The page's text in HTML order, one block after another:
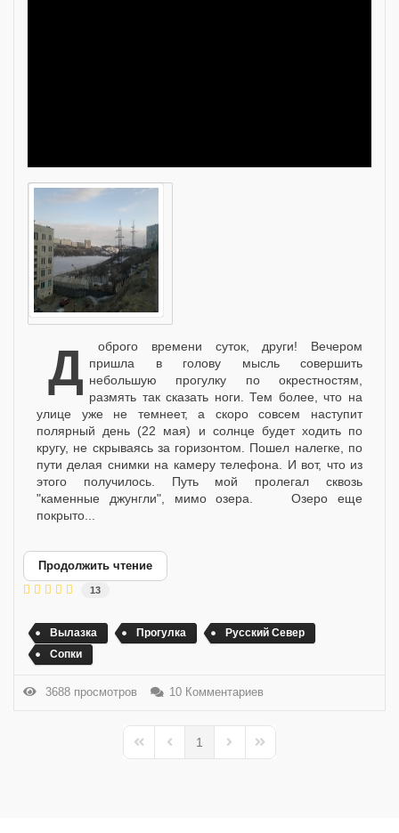
Доброго времени суток, други! Вечером пришла в голову мысль совершить
небольшую прогулку по окрестностям,
размять так сказать ноги. Тем более, что на
улице уже не темнеет, а скоро совсем наступит
полярный день (22 мая) и солнце будет ходить по
кругу, не скрываясь за горизонтом. Пошел налегке, по
пути делая снимки на камеру телефона. И вот, что из
этого получилось. Путь мой пролегал сквозь
"каменные джунгли", мимо озера. Озеро еще
покрыто...
Продолжить чтение
13
Вылазка Прогулка
Русский Север
Сопки
3688 просмотров 10 Комментариев
First PagePrevious Page
1
Next PageLast Page